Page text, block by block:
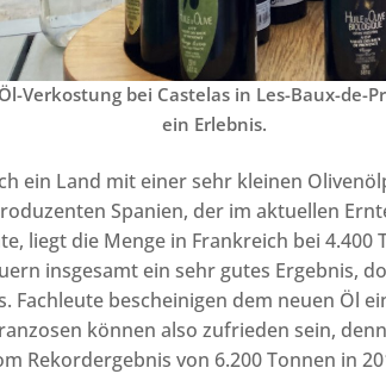
Verkostung bei Castelas in Les-Baux-de-
ein Erlebnis.
ein Land mit einer sehr kleinen
Spanien, der im aktuellen
liegt die Menge in Frankreich bei 4.400
insgesamt ein sehr gutes Ergebnis,
Fachleute bescheinigen dem neuen Öl
können also zufrieden sein,
Rekordergebnis von 6.200 Tonnen in